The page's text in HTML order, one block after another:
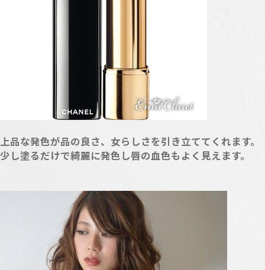
上品な発色が品の良さ、女らしさを引き立ててくれます。
少し塗るだけで綺麗に発色し唇の血色もよく見えます。